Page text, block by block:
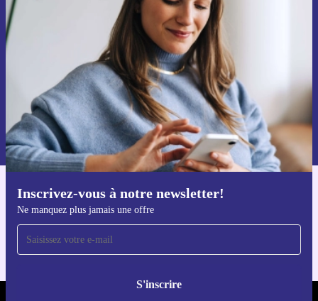
Inscrivez-vous à notre newsletter!
Ne manquez plus jamais une offre
S'inscrire
par mail
Ne manquez plus aucune offre.
S'inscrire
Retrouvez les informations sur l'utilisation des données personnelles
dans notre
politique de confidentialité.
Téléchargez l'application refurbed
Pour iOS et Android